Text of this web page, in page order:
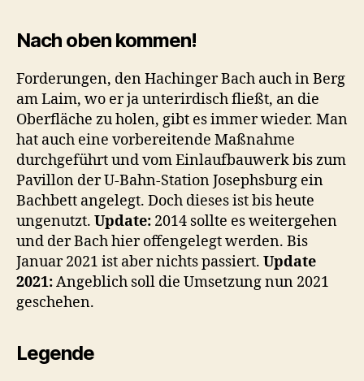
Nach oben kommen!
Forderungen, den Hachinger Bach auch in Berg
am Laim, wo er ja unterirdisch fließt, an die
Oberfläche zu holen, gibt es immer wieder. Man
hat auch eine vorbereitende Maßnahme
durchgeführt und vom Einlaufbauwerk bis zum
Pavillon der U-Bahn-Station Josephsburg ein
Bachbett angelegt. Doch dieses ist bis heute
ungenutzt. Update: 2014 sollte es weitergehen
und der Bach hier offengelegt werden. Bis
Januar 2021 ist aber nichts passiert. Update
2021:Angeblich soll die Umsetzung nun 2021
geschehen.
Legende